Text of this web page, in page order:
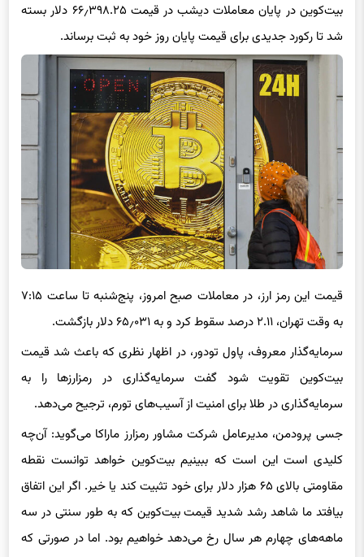
بیت‌کوین در پایان معاملات دیشب در قیمت ۶۶٫۳۹۸.۲۵ دلار بسته
شد تا رکورد جدیدی برای قیمت پایان روز خود به ثبت برساند.
قیمت این رمز ارز، در معاملات صبح امروز، پنج‌شنبه تا ساعت ۷:۱۵
به وقت تهران، ۲.۱۱ درصد سقوط کرد و به ۶۵٫۰۳۱ دلار بازگشت.
سرمایه‌گذار معروف، پاول تودور، در اظهار نظری که باعث شد قیمت
بیت‌کوین تقویت شود گفت سرمایه‌گذاری در رمزارزها را به
سرمایه‌گذاری در طلا برای امنیت از آسیب‌های تورم، ترجیح می‌دهد.
جسی پرودمن، مدیرعامل شرکت مشاور رمزارز ماراکا می‌گوید: آن‌چه
کلیدی است این است که ببینیم بیت‌کوین خواهد توانست نقطه
مقاومتی بالای ۶۵ هزار دلار برای خود تثبیت کند یا خیر. اگر این اتفاق
بیافتد ما شاهد رشد شدید قیمت بیت‌کوین که به طور سنتی در سه
ماهه‌های چهارم هر سال رخ می‌دهد خواهیم بود. اما در صورتی که